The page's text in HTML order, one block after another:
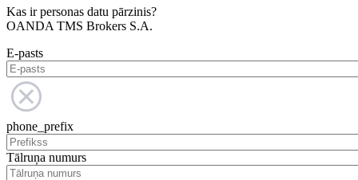
Kas ir personas datu pārzinis?
OANDA TMS Brokers S.A.
E-pasts
phone_prefix
Tālruņa numurs